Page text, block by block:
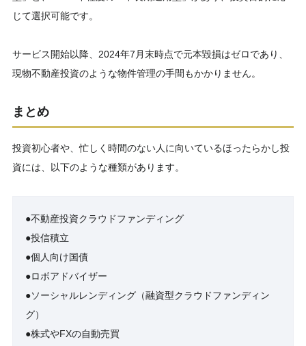
じて選択可能です。
サービス開始以降、2024年7月末時点で元本毀損はゼロであり、
現物不動産投資のような物件管理の手間もかかりません。
まとめ
投資初心者や、忙しく時間のない人に向いているほったらかし投
資には、以下のような種類があります。
●不動産投資クラウドファンディング
●投信積立
●個人向け国債
●ロボアドバイザー
●ソーシャルレンディング（融資型クラウドファンディン
グ）
●株式やFXの自動売買